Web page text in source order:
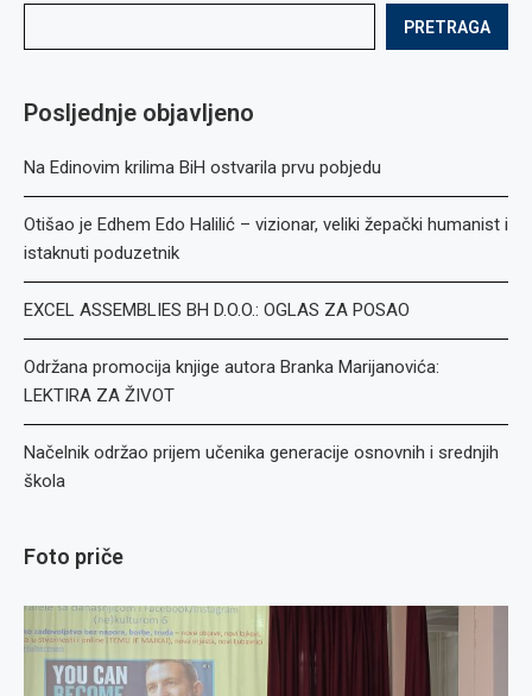
PRETRAGA
Posljednje objavljeno
Na Edinovim krilima BiH ostvarila prvu pobjedu
Otišao je Edhem Edo Halilić – vizionar, veliki žepački humanist i
istaknuti poduzetnik
EXCEL ASSEMBLIES BH D.O.O.: OGLAS ZA POSAO
Održana promocija knjige autora Branka Marijanovića:
LEKTIRA ZA ŽIVOT
Načelnik održao prijem učenika generacije osnovnih i srednjih
škola
Foto priče